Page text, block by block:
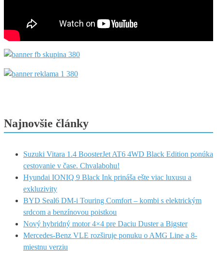
Najnovšie články
Suzuki Vitara 1.4 BoosterJet AT6 4WD Black Edition ponúka
cestovanie v čase. Chvalabohu!
Hyundai IONIQ 9 Black Ink prináša ešte viac luxusu a
exkluzivity
BYD Seal6 DM-i Touring Comfort – kombi s elektrickým
srdcom a benzínovou poistkou
Nový hybridný motor 4×4 pre Daciu Duster a Bigster
Mercedes-Benz VLE rozširuje ponuku o AMG Line a 8-
miestnu verziu